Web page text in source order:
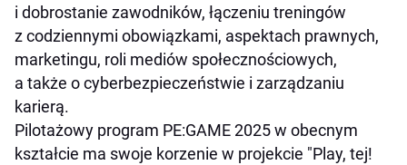
i dobrostanie zawodników, łączeniu treningów
z codziennymi obowiązkami, aspektach prawnych,
marketingu, roli mediów społecznościowych,
a także o cyberbezpieczeństwie i zarządzaniu
karierą.
Pilotażowy program PE:GAME 2025 w obecnym
kształcie ma swoje korzenie w projekcie "Play, tej!